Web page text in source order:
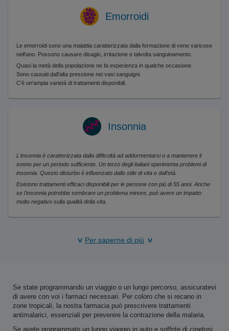
Emorroidi
Le emorroidi sono una malattia caratterizzata dalla formazione di vene varicose
nell'ano. Possono causare disagio, irritazione e talvolta sanguinamento.
Quasi la metà della popolazione ne fa esperienza in qualche occasione.
Sono causati dall’alta pressione nei vasi sanguigni.
C'è un'ampia varietà di trattamenti disponibili.
Insonnia
L'insonnia è caratterizzata dalla difficoltà ad addormentarsi o a mantenere il
sonno per un periodo sufficiente. Un terzo degli italiani sperimenta problemi di
insonnia. Questo disturbo è influenzato dallo stile di vita e dall'età.
Esistono trattamenti efficaci disponibili per le persone con più di 55 anni. Anche
se l'insonnia potrebbe sembrare un problema minore, può avere un impatto
molto negativo sulla qualità della vita.
Per saperne di più
Se state programmando un viaggio o un lungo percorso, assicuratevi
di avere con voi i farmaci necessari. Per coloro che si recano in
zone tropicali, la nostra farmacia può prescrivere trattamenti
antimalarici, essenziali per prevenire la contrazione della malaria.
Se avete programmato un lungo viaggio in auto e soffrite di cinetosi,